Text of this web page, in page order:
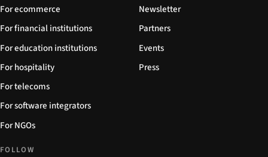
For ecommerce
For financial institutions
For education institutions
For hospitality
For telecoms
For software integrators
For NGOs
Newsletter
Partners
Events
Press
FOLLOW